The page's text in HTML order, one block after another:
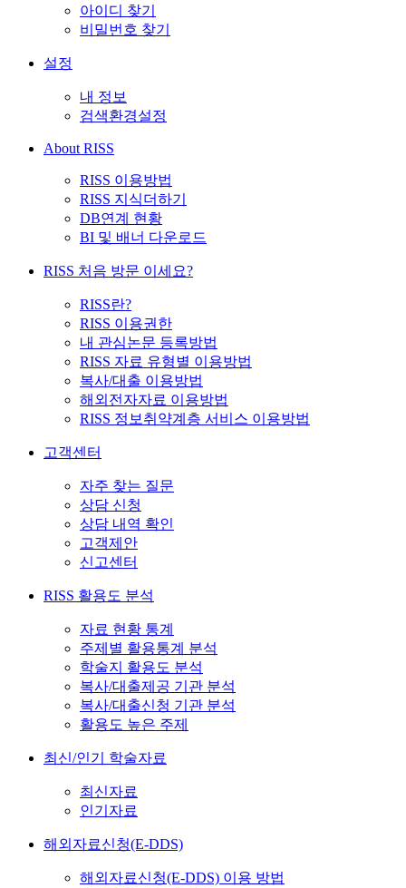
아이디 찾기
비밀번호 찾기
설정
내 정보
검색환경설정
About RISS
RISS 이용방법
RISS 지식더하기
DB연계 현황
BI 및 배너 다운로드
RISS 처음 방문 이세요?
RISS란?
RISS 이용권한
내 관심논문 등록방법
RISS 자료 유형별 이용방법
복사/대출 이용방법
해외전자자료 이용방법
RISS 정보취약계층 서비스 이용방법
고객센터
자주 찾는 질문
상담 신청
상담 내역 확인
고객제안
신고센터
RISS 활용도 분석
자료 현황 통계
주제별 활용통계 분석
학술지 활용도 분석
복사/대출제공 기관 분석
복사/대출신청 기관 분석
활용도 높은 주제
최신/인기 학술자료
최신자료
인기자료
해외자료신청(E-DDS)
해외자료신청(E-DDS) 이용 방법